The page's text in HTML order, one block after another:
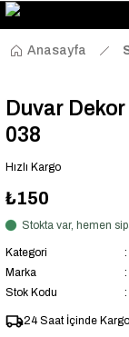
Size Özel "HG10"
Anasayfa
Duvar
038
Hızlı Kargo
₺150
Stokta var, hemen
Kategori
Marka
Stok Kodu
24 Saat İçinde